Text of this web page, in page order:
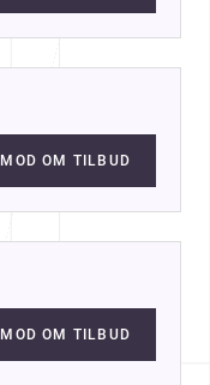
OM TILBUD
OM TILBUD